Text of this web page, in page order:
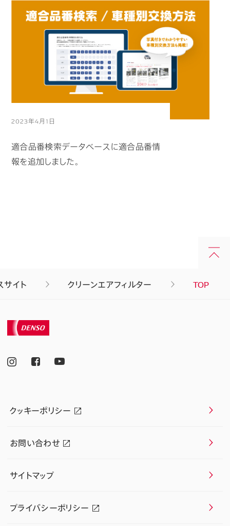
2023年4月1日
適合品番検索データベースに適合品番情
報を追加しました。
サイト クリーンエアフィルター TOP
クッキーポリシー
お問い合わせ
サイトマップ
プライバシーポリシー